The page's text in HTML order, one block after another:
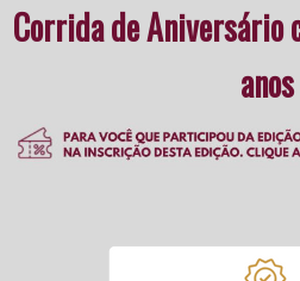
Corrida de Aniversário
anos